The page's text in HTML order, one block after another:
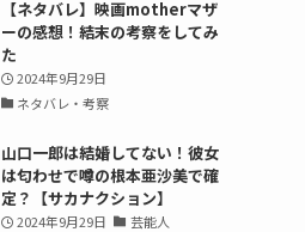
【ネタバレ】映画motherマザ
ーの感想！結末の考察をしてみ
た
2024年9月29日
ネタバレ・考察
山口一郎は結婚してない！彼女
は匂わせで噂の根本亜沙美で確
定？【サカナクション】
2024年9月29日 芸能人